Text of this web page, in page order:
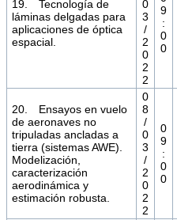
19. Tecnología de
láminas delgadas para
aplicaciones de óptica
espacial.
0
3
/
2
0
2
2
9
:
0
0
20. Ensayos en vuelo
de aeronaves no
tripuladas ancladas a
tierra (sistemas AWE).
Modelización,
caracterización
aerodinámica y
estimación robusta.
0
8
/
0
3
/
2
0
2
2
0
9
:
0
0